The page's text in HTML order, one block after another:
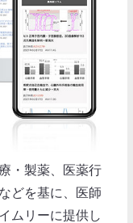
・製薬、医薬行
どを基に、医師
ムリーに提供し